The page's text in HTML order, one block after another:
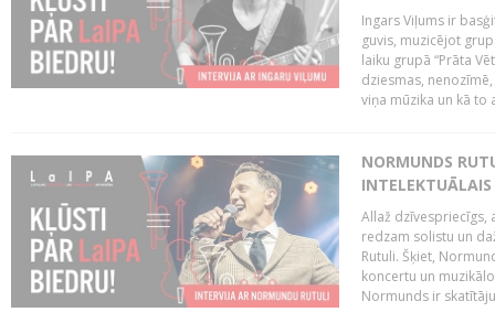
Ingars Viļums ir
guvis, muzicējot
laiku grupā “Prāta
dziesmas,
viņa mūzika un kā to
NORMUNDS
Allaž dzīvespriecīgs,
redzam solistu un
Rutuli. Šķiet,
koncertu un
Normunds ir